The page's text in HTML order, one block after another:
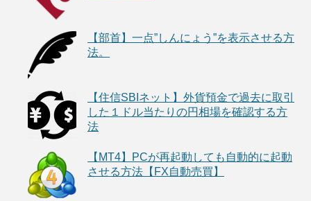
【部首】一点”しんにょう”を表示させる方
法。
【住信SBIネット】外貨預金で過去に取引
した１ドル当たりの円相場を確認する方
法
【MT4】PCが再起動しても自動的に起動
させる方法【FX自動売買】